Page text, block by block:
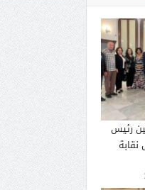
رئيس